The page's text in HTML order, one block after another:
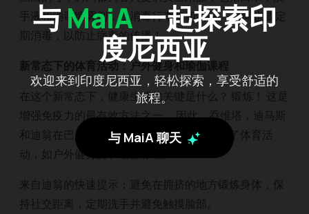
与MaiA一起探索印
度尼西亚
欢迎来到印度尼西亚，轻松探索，享受舒适的
旅程。
与 MaiA 聊天
手液和消毒喷雾剂，以消毒行李箱和物品。 房间也要定
期消毒，以防止病毒的传播！
新常态下的体育活动：户外健身和瑜伽课程
在这个新常态下，健康生活的关键是什么？ 锻炼！ 这是
增强免疫力的最有效方法之一。 因此，乔维塔，迪马斯
和迪翁在巴厘岛的努沙杜瓦索菲特酒店参加了体育活
动，如户外健身房和瑜伽课程。
来自迪翁的快速提示：避免在拥挤的地方锻炼身体，保
持社交距离，定期洗手并避免触摸脸部。